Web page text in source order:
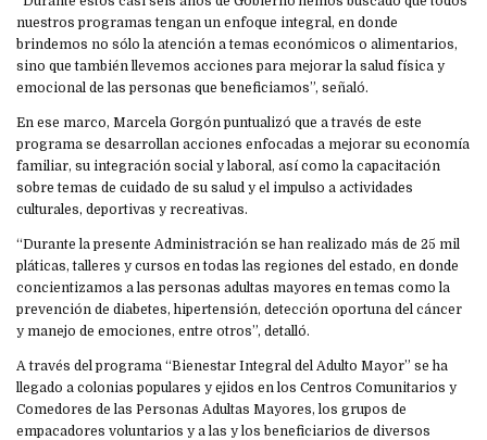
nuestros programas tengan un enfoque integral, en donde
brindemos no sólo la atención a temas económicos o alimentarios,
sino que también llevemos acciones para mejorar la salud física y
emocional de las personas que beneficiamos”, señaló.
En ese marco, Marcela Gorgón puntualizó que a través de este
programa se desarrollan acciones enfocadas a mejorar su economía
familiar, su integración social y laboral, así como la capacitación
sobre temas de cuidado de su salud y el impulso a actividades
culturales, deportivas y recreativas.
“Durante la presente Administración se han realizado más de 25 mil
pláticas, talleres y cursos en todas las regiones del estado, en donde
concientizamos a las personas adultas mayores en temas como la
prevención de diabetes, hipertensión, detección oportuna del cáncer
y manejo de emociones, entre otros”, detalló.
A través del programa “Bienestar Integral del Adulto Mayor” se ha
llegado a colonias populares y ejidos en los Centros Comunitarios y
Comedores de las Personas Adultas Mayores, los grupos de
empacadores voluntarios y a las y los beneficiarios de diversos